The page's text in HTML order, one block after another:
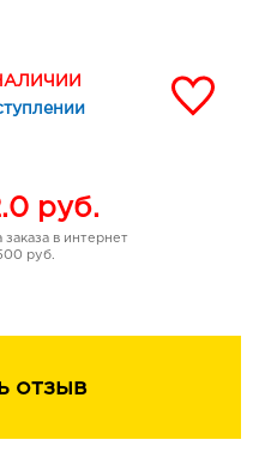
руб.
в интернет
руб.
отзыв